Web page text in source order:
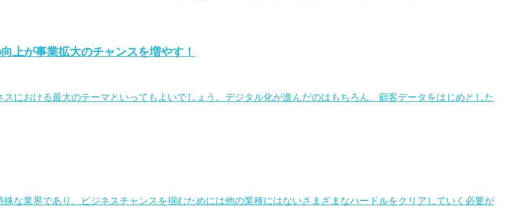
上が事業拡大のチャンスを増やす！
における最大のテーマといってもよいでしょう。デジタル化が進んだのはもちろん、顧客データをはじめとした
な業界であり、ビジネスチャンスを掴むためには他の業種にはないさまざまなハードルをクリアしていく必要が